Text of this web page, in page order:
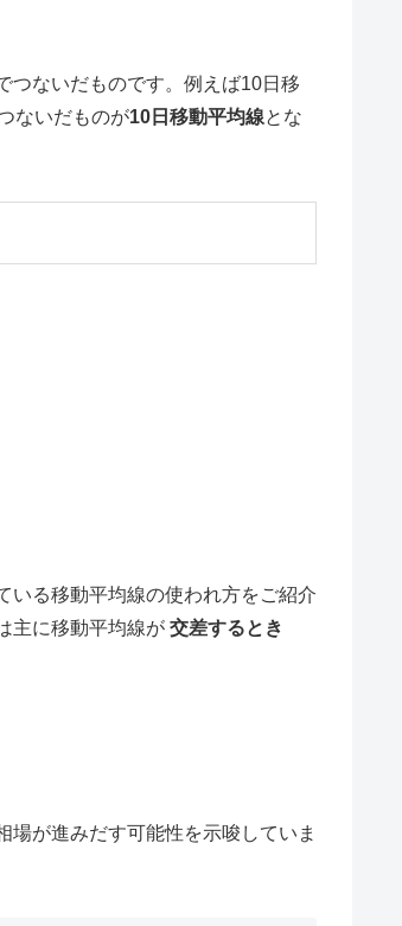
つないだものです。例えば10日移
ないだものが10日移動平均線とな
いる移動平均線の使われ方をご紹介
主に移動平均線が 交差するとき
場が進みだす可能性を示唆していま